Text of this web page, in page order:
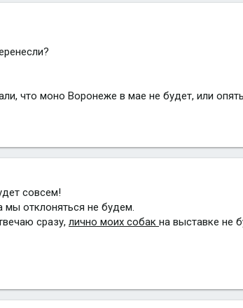
что моно Воронеже в мае не будет, или
совсем!
мы отклоняться не будем.
сразу, лично моих собак на выставке не